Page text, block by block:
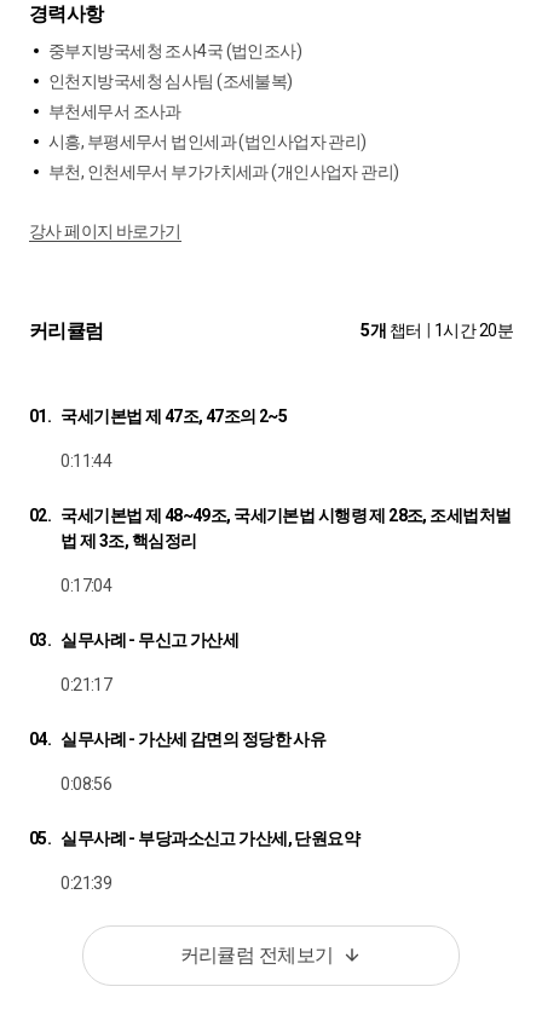
경력사항
중부지방국세청 조사4국 (법인조사)
인천지방국세청 심사팀 (조세불복)
부천세무서 조사과
시흥, 부평세무서 법인세과 (법인사업자 관리)
부천, 인천세무서 부가가치세과 (개인사업자 관리)
강사 페이지 바로가기
커리큘럼 5개 챕터 1시간 20분
01. 국세기본법 제 47조, 47조의 2~5
0:11:44
02. 국세기본법 제 48~49조, 국세기본법 시행령 제 28조, 조세법처벌
법 제 3조, 핵심정리
0:17:04
03. 실무사례 - 무신고 가산세
0:21:17
04. 실무사례 - 가산세 감면의 정당한 사유
0:08:56
05. 실무사례 - 부당과소신고 가산세, 단원요약
0:21:39
커리큘럼 전체보기